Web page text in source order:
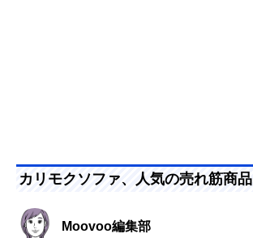
カリモクソファ、人気の売れ筋商品
Moovoo編集部